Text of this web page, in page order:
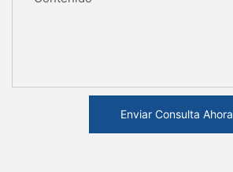
Enviar Consulta Ahora